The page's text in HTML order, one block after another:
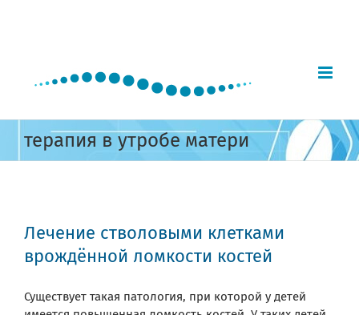
терапия в утробе матери
Лечение стволовыми клетками
врождённой ломкости костей
Существует такая патология, при которой у детей